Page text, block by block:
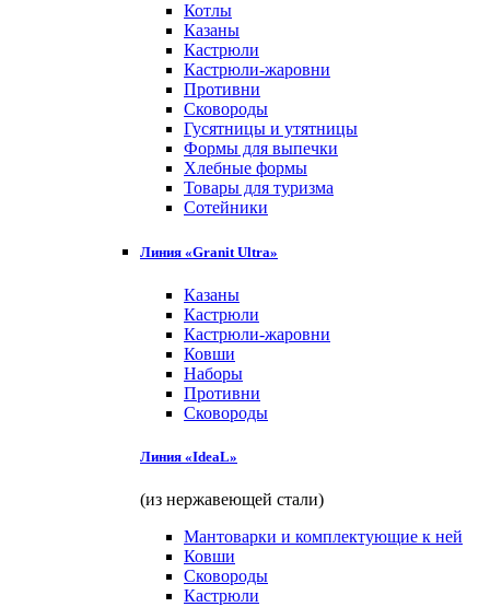
Котлы
Казаны
Кастрюли
Кастрюли-жаровни
Противни
Сковороды
Гусятницы и утятницы
Формы для выпечки
Хлебные формы
Товары для туризма
Сотейники
Линия «Granit Ultra»
Казаны
Кастрюли
Кастрюли-жаровни
Ковши
Наборы
Противни
Сковороды
Линия «IdeaL»
(из нержавеющей стали)
Мантоварки и комплектующие к ней
Ковши
Сковороды
Кастрюли